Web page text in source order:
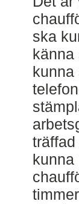
ska
känna
kunna
kunna